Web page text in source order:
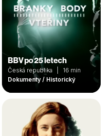
BBV po 25 letech
Česká republika | 16 min
Dokumenty / Historický